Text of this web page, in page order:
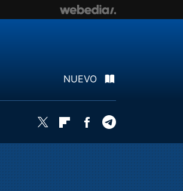
NUEVO
Twitter FlipboardFacebook